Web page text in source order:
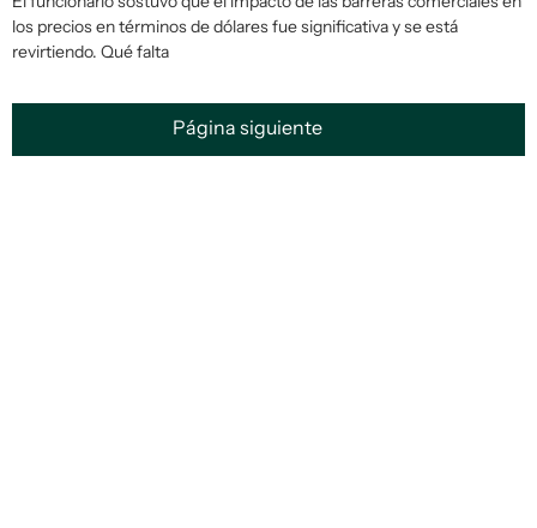
los precios en términos de dólares fue significativa y se está
revirtiendo. Qué falta
Página siguiente